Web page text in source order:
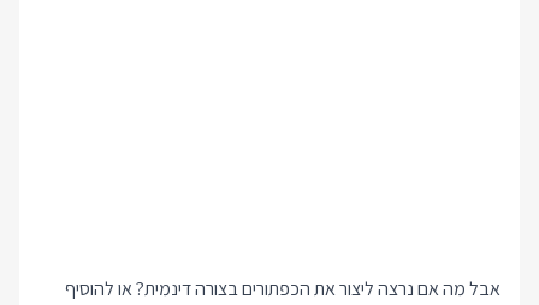
אבל מה אם נרצה ליצור את הכפתורים בצורה דינמית? או להוסיף